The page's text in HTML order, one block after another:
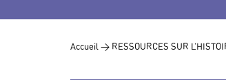
Accueil > RESSOURCES SUR